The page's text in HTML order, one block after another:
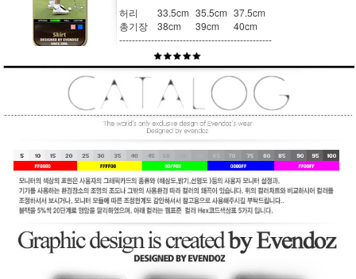
허리 33.5cm 35.5cm 37.5cm
총기장
38cm 39cm
40cm
------------------------------------------------